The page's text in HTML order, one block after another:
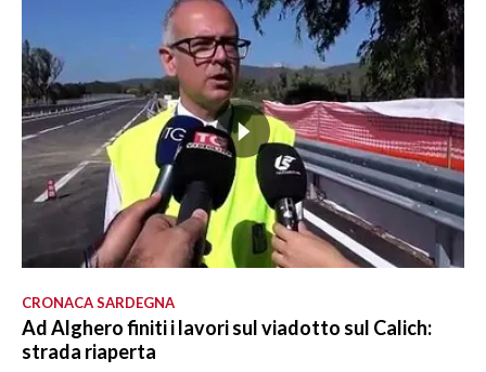
CRONACA SARDEGNA
Ad Alghero finiti i lavori sul viadotto sul Calich:
strada riaperta